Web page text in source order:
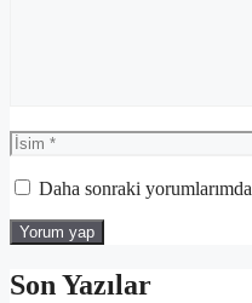
İsim
Daha sonraki
Son Yazılar